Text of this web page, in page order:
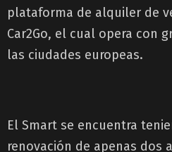
plataforma de alquiler de
Car2Go, el cual opera con
las ciudades europeas.
El Smart se encuentra
renovación de apenas dos